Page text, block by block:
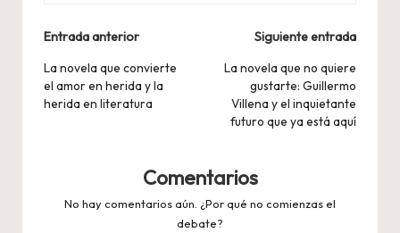
Navegación
de
entradas
Entrada anterior
La novela que convierte
el amor en herida y la
herida en literatura
Siguiente entrada
La novela que no quiere
gustarte: Guillermo
Villena y el inquietante
futuro que ya está aquí
Comentarios
No hay comentarios aún. ¿Por qué no comienzas el
debate?